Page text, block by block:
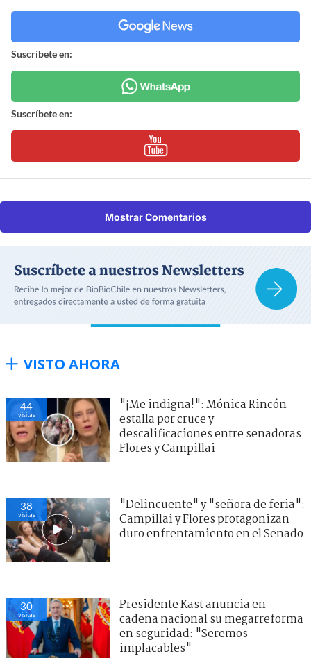
Suscríbete en:
Suscríbete en:
Mostrar Comentarios
VISTO AHORA
44
visitas
"¡Me indigna!": Mónica Rincón
estalla por cruce y
descalificaciones entre senadoras
Flores y Campillai
38
visitas
"Delincuente" y "señora de feria":
Campillai y Flores protagonizan
duro enfrentamiento en el Senado
30
visitas
Presidente Kast anuncia en
cadena nacional su megarreforma
en seguridad: "Seremos
implacables"